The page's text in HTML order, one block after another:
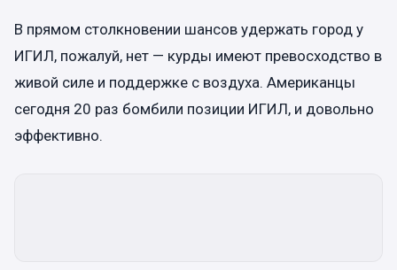
В прямом столкновении шансов удержать город у
ИГИЛ, пожалуй, нет — курды имеют превосходство в
живой силе и поддержке с воздуха. Американцы
сегодня 20 раз бомбили позиции ИГИЛ, и довольно
эффективно.